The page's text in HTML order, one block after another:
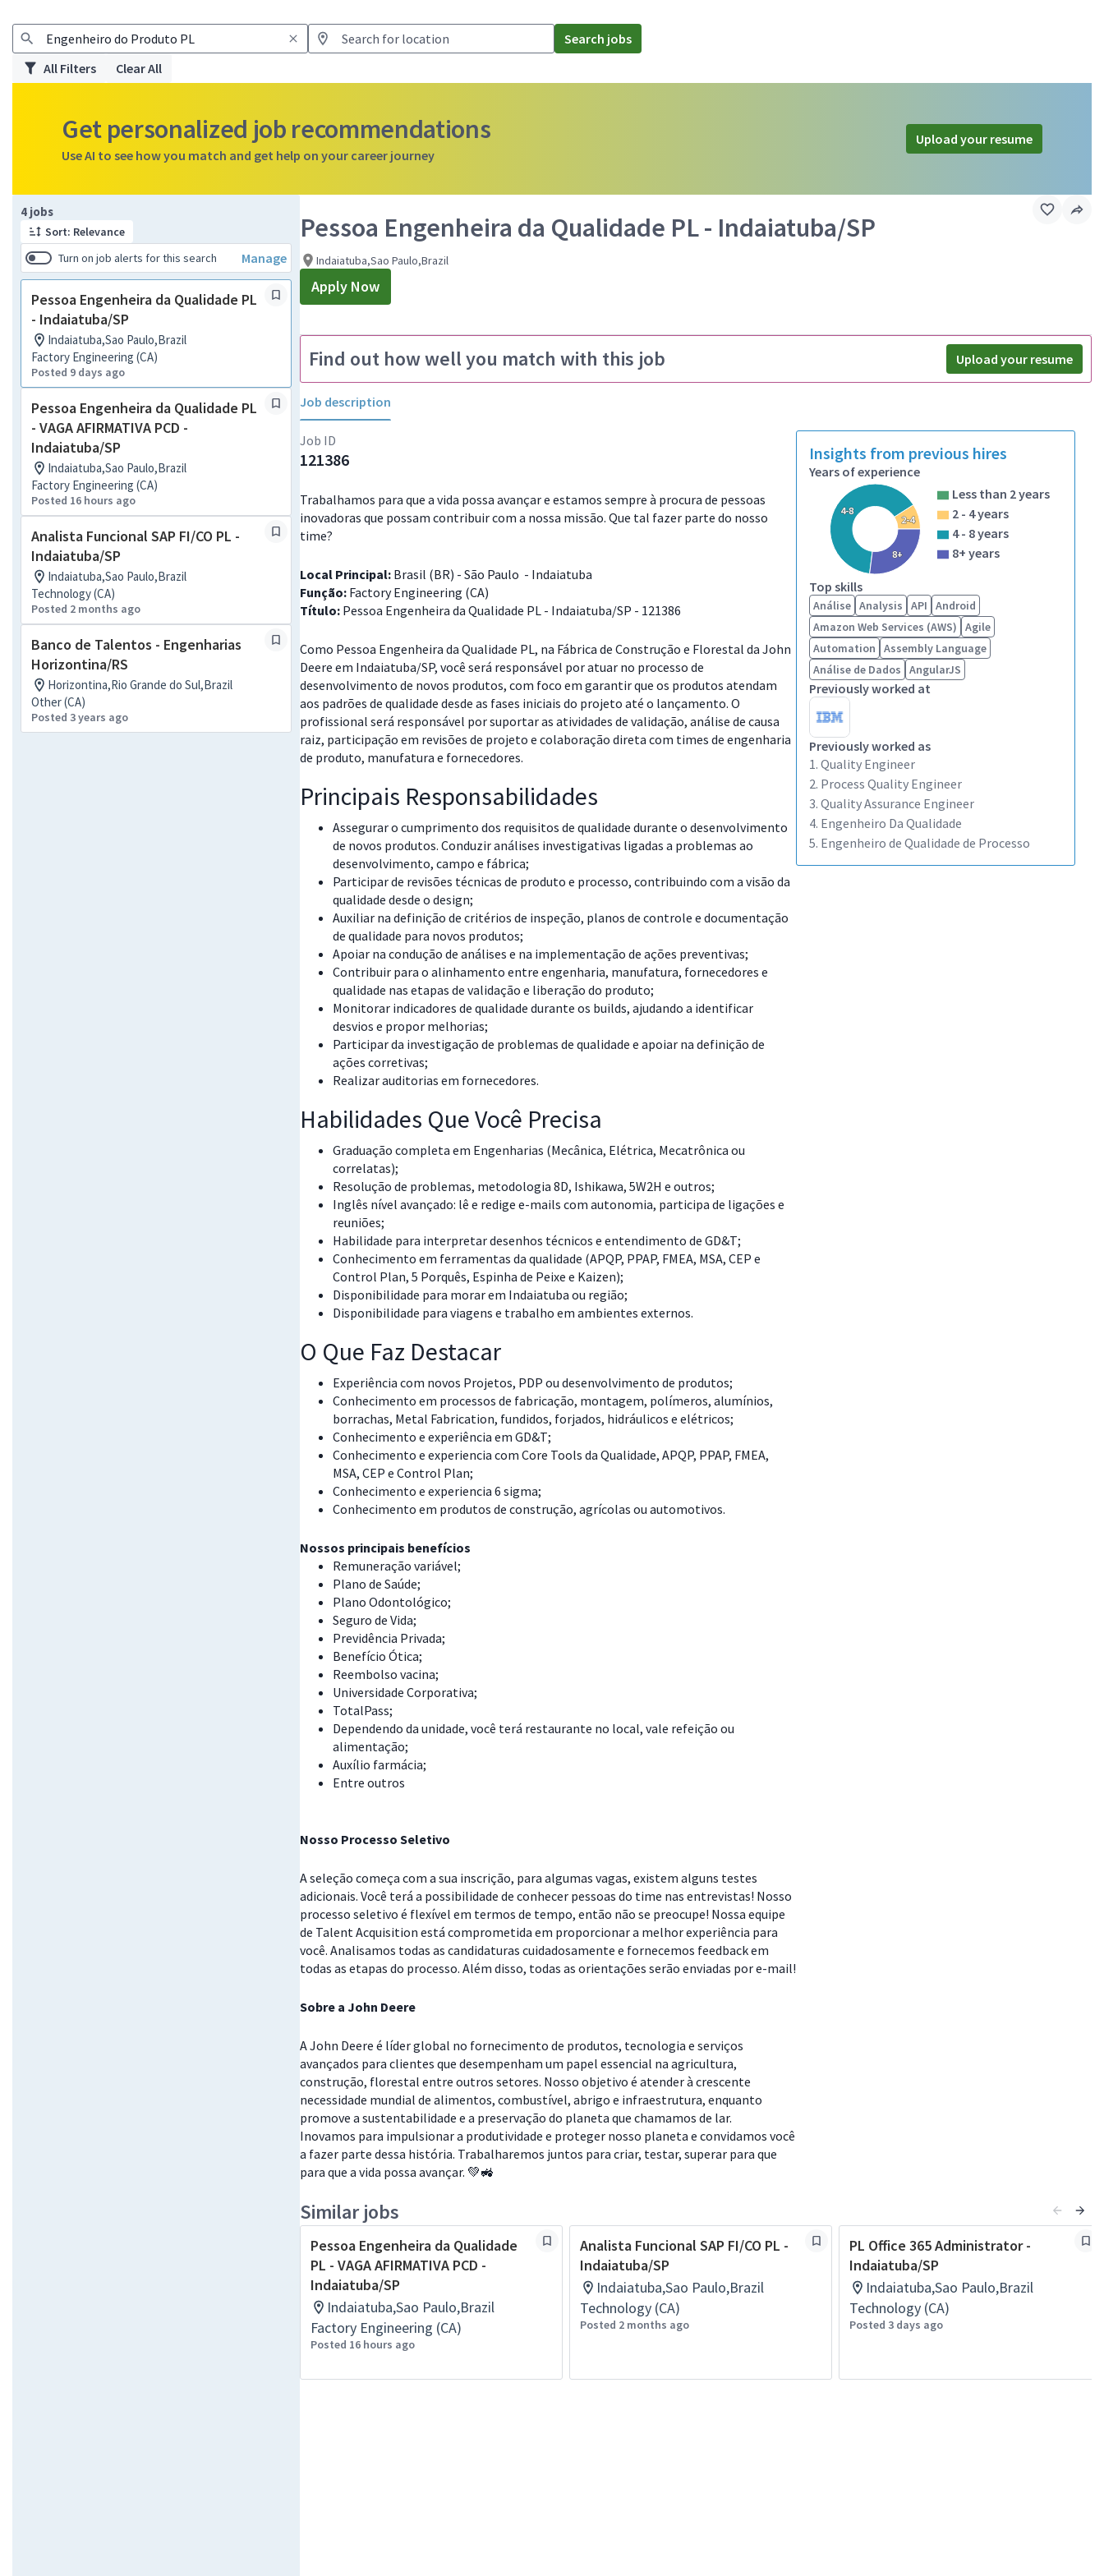
Search jobs
All Filters
Clear All
Get personalized job recommendations
Use AI to see how you match and get help on your career journey
Upload your resume
4 jobs
Sort: Relevance
Turn on job alerts for this search
Manage
Pessoa Engenheira da Qualidade PL
- Indaiatuba/SP
Indaiatuba,Sao Paulo,Brazil
Factory Engineering (CA)
Posted 9 days ago
Pessoa Engenheira da Qualidade PL
- VAGA AFIRMATIVA PCD -
Indaiatuba/SP
Indaiatuba,Sao Paulo,Brazil
Factory Engineering (CA)
Posted 16 hours ago
Analista Funcional SAP FI/CO PL -
Indaiatuba/SP
Indaiatuba,Sao Paulo,Brazil
Technology (CA)
Posted 2 months ago
Banco de Talentos - Engenharias
Horizontina/RS
Horizontina,Rio Grande do Sul,Brazil
Other (CA)
Posted 3 years ago
Page 1 of 1
Pessoa Engenheira da Qualidade PL - Indaiatuba/SP
Indaiatuba,Sao Paulo,Brazil
Apply Now
Find out how well you match with this job Upload your resume
Job description
Job ID
121386
Trabalhamos para que a vida possa avançar e estamos sempre à procura de pessoas
inovadoras que possam contribuir com a nossa missão. Que tal fazer parte do nosso
time?
Local Principal: Brasil (BR) - São Paulo - Indaiatuba
Função: Factory Engineering (CA)
Título: Pessoa Engenheira da Qualidade PL - Indaiatuba/SP - 121386
Como Pessoa Engenheira da Qualidade PL, na Fábrica de Construção e Florestal da John
Deere em Indaiatuba/SP, você será responsável por atuar no processo de
desenvolvimento de novos produtos, com foco em garantir que os produtos atendam
aos padrões de qualidade desde as fases iniciais do projeto até o lançamento. O
profissional será responsável por suportar as atividades de validação, análise de causa
raiz, participação em revisões de projeto e colaboração direta com times de engenharia
de produto, manufatura e fornecedores.
Principais Responsabilidades
Assegurar o cumprimento dos requisitos de qualidade durante o desenvolvimento
de novos produtos. Conduzir análises investigativas ligadas a problemas ao
desenvolvimento, campo e fábrica;
Participar de revisões técnicas de produto e processo, contribuindo com a visão da
qualidade desde o design;
Auxiliar na definição de critérios de inspeção, planos de controle e documentação
de qualidade para novos produtos;
Apoiar na condução de análises e na implementação de ações preventivas;
Contribuir para o alinhamento entre engenharia, manufatura, fornecedores e
qualidade nas etapas de validação e liberação do produto;
Monitorar indicadores de qualidade durante os builds, ajudando a identificar
desvios e propor melhorias;
Participar da investigação de problemas de qualidade e apoiar na definição de
ações corretivas;
Realizar auditorias em fornecedores.
Habilidades Que Você Precisa
Graduação completa em Engenharias (Mecânica, Elétrica, Mecatrônica ou
correlatas);
Resolução de problemas, metodologia 8D, Ishikawa, 5W2H e outros;
Inglês nível avançado: lê e redige e-mails com autonomia, participa de ligações e
reuniões;
Habilidade para interpretar desenhos técnicos e entendimento de GD&T;
Conhecimento em ferramentas da qualidade (APQP, PPAP, FMEA, MSA, CEP e
Control Plan, 5 Porquês, Espinha de Peixe e Kaizen);
Disponibilidade para morar em Indaiatuba ou região;
Disponibilidade para viagens e trabalho em ambientes externos.
O Que Faz Destacar
Experiência com novos Projetos, PDP ou desenvolvimento de produtos;
Conhecimento em processos de fabricação, montagem, polímeros, alumínios,
borrachas, Metal Fabrication, fundidos, forjados, hidráulicos e elétricos;
Conhecimento e experiência em GD&T;
Conhecimento e experiencia com Core Tools da Qualidade, APQP, PPAP, FMEA,
MSA, CEP e Control Plan;
Conhecimento e experiencia 6 sigma;
Conhecimento em produtos de construção, agrícolas ou automotivos.
Nossos principais benefícios
Remuneração variável;
Plano de Saúde;
Plano Odontológico;
Seguro de Vida;
Previdência Privada;
Benefício Ótica;
Reembolso vacina;
Universidade Corporativa;
TotalPass;
Dependendo da unidade, você terá restaurante no local, vale refeição ou
alimentação;
Auxílio farmácia;
Entre outros
Nosso Processo Seletivo
A seleção começa com a sua inscrição, para algumas vagas, existem alguns testes
adicionais. Você terá a possibilidade de conhecer pessoas do time nas entrevistas! Nosso
processo seletivo é flexível em termos de tempo, então não se preocupe! Nossa equipe
de Talent Acquisition está comprometida em proporcionar a melhor experiência para
você. Analisamos todas as candidaturas cuidadosamente e fornecemos feedback em
todas as etapas do processo. Além disso, todas as orientações serão enviadas por e-mail!
Sobre a John Deere
A John Deere é líder global no fornecimento de produtos, tecnologia e serviços
avançados para clientes que desempenham um papel essencial na agricultura,
construção, florestal entre outros setores. Nosso objetivo é atender à crescente
necessidade mundial de alimentos, combustível, abrigo e infraestrutura, enquanto
promove a sustentabilidade e a preservação do planeta que chamamos de lar.
Inovamos para impulsionar a produtividade e proteger nosso planeta e convidamos você
a fazer parte dessa história. Trabalharemos juntos para criar, testar, superar para que
para que a vida possa avançar. 💚🚜
Insights from previous hires
Years of experience
2-4
4-8
8+
Less than 2 years
2 - 4 years
4 - 8 years
8+ years
Top skills
Análise Analysis API
Android
Amazon Web Services (AWS)
Agile
Automation
Assembly Language
Análise de Dados
AngularJS
Previously worked at
Previously worked as
1. Quality Engineer
2. Process Quality Engineer
3. Quality Assurance Engineer
4. Engenheiro Da Qualidade
5. Engenheiro de Qualidade de Processo
Similar jobs
Pessoa Engenheira da Qualidade
PL - VAGA AFIRMATIVA PCD -
Indaiatuba/SP
Indaiatuba,Sao Paulo,Brazil
Factory Engineering (CA)
Posted 16 hours ago
Analista Funcional SAP FI/CO PL -
Indaiatuba/SP
Indaiatuba,Sao Paulo,Brazil
Technology (CA)
Posted 2 months ago
PL Office 365 Administrator -
Indaiatuba/SP
Indaiatuba,Sao Paulo,Brazil
Technology (CA)
Posted 3 days ago